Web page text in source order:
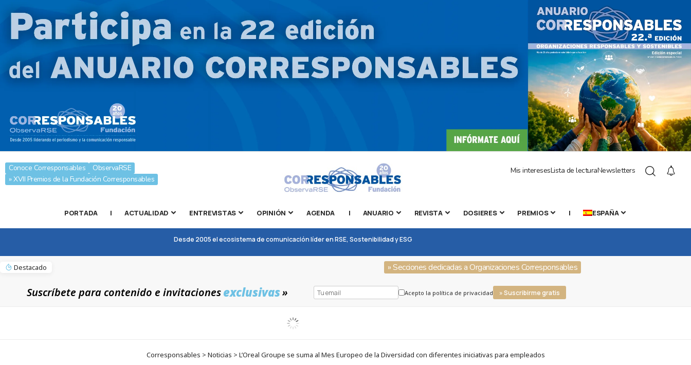
Conoce Corresponsables
ObservaRSE
» XVII Premios de la Fundación Corresponsables
Mis interesesLista de lecturaNewsletters
PORTADA | ACTUALIDAD ENTREVISTAS OPINIÓN AGENDA | ANUARIO REVISTA DOSIERES PREMIOS | ESPAÑA
Desde 2005 el ecosistema de comunicación líder en RSE, Sostenibilidad y ESG
Destacado » Secciones dedicadas a Organizaciones Corresponsables
Suscríbete para contenido e invitacionesexclusivas» Acepto la política de privacidad » Suscribirme gratis
Corresponsables > Noticias > L’Oreal Groupe se suma al Mes Europeo de la Diversidad con diferentes iniciativas para empleados